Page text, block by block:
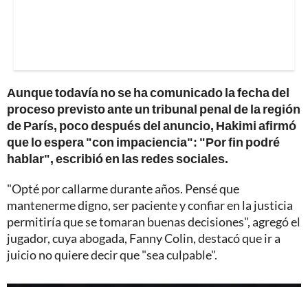
Aunque todavía no se ha comunicado la fecha del
proceso previsto ante un tribunal penal de la región
de París, poco después del anuncio, Hakimi afirmó
que lo espera "con impaciencia": "Por fin podré
hablar", escribió en las redes sociales.
"Opté por callarme durante años. Pensé que
mantenerme digno, ser paciente y confiar en la justicia
permitiría que se tomaran buenas decisiones", agregó el
jugador, cuya abogada, Fanny Colin, destacó que ir a
juicio no quiere decir que "sea culpable".